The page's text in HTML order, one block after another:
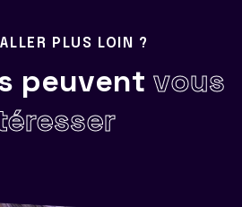
PLUS LOIN ?
peuvent vous